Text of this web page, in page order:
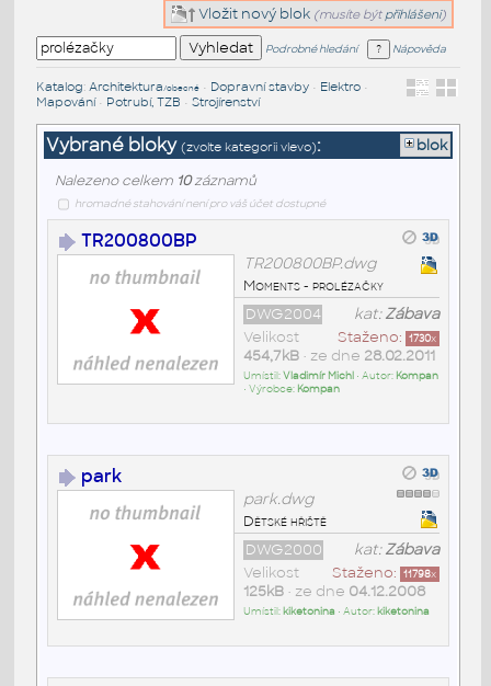
Vložit nový blok (musíte být přihlášeni)
Podrobné hledání Nápověda
Katalog: Architektura/obecné• Dopravní stavby• Elektro•
Mapování• Potrubí, TZB • Strojírenství
Vybrané bloky (zvolte kategorii vlevo): blok
Nalezeno celkem 10záznamů
hromadné stahování není pro váš účet dostupné
TR200800BP
TR200800BP.dwg
Moments - prolézačky
kat:Zábava
DWG2004
Staženo: 1730x
Velikost
454,7kB• ze dne 28.02.2011
Umístil:Vladimír Michl • Autor: Kompan
• Výrobce: Kompan
park
park.dwg
Dětské hřiště
kat:Zábava
DWG2000
Staženo: 11798x
Velikost
125kB• ze dne 04.12.2008
Umístil: kiketonina • Autor: kiketonina